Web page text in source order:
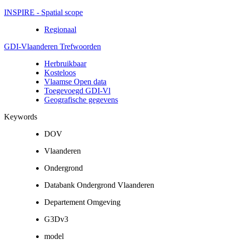
INSPIRE - Spatial scope
Regionaal
GDI-Vlaanderen Trefwoorden
Herbruikbaar
Kosteloos
Vlaamse Open data
Toegevoegd GDI-Vl
Geografische gegevens
Keywords
DOV
Vlaanderen
Ondergrond
Databank Ondergrond Vlaanderen
Departement Omgeving
G3Dv3
model